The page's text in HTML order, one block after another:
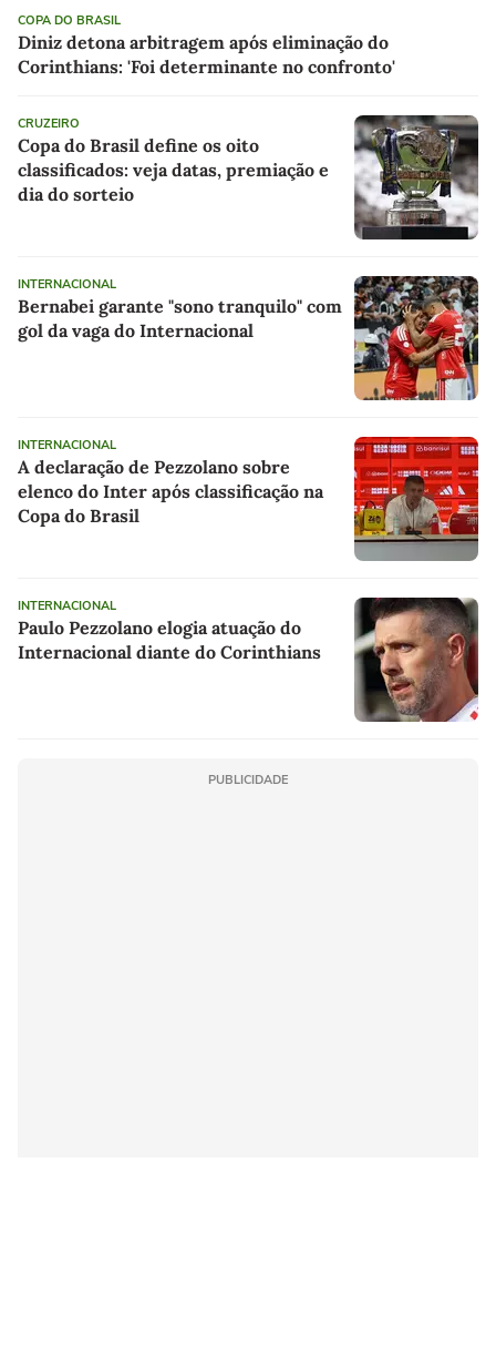
COPA DO BRASIL
Diniz detona arbitragem após eliminação do
Corinthians: 'Foi determinante no confronto'
CRUZEIRO
Copa do Brasil define os oito
classificados: veja datas, premiação e
dia do sorteio
INTERNACIONAL
Bernabei garante "sono tranquilo" com
gol da vaga do Internacional
INTERNACIONAL
A declaração de Pezzolano sobre
elenco do Inter após classificação na
Copa do Brasil
INTERNACIONAL
Paulo Pezzolano elogia atuação do
Internacional diante do Corinthians
PUBLICIDADE